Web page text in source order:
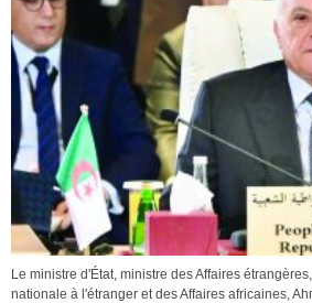
Le ministre d'État, ministre des Affaires
nationale à l'étranger et des Affaires africaines,